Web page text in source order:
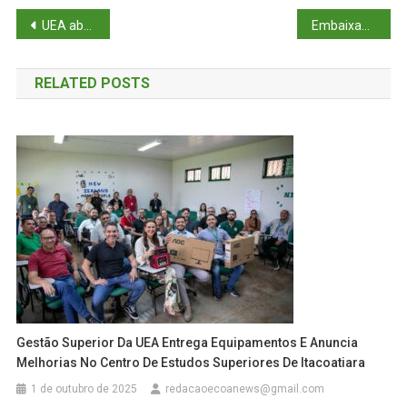
Navegação
de
Post
UEA abre 132 vagas remanescentes para o curso pré-vestibular AprovENS 2026
RELATED POSTS
Gestão Superior Da UEA Entrega Equipamentos E Anuncia
Melhorias No Centro De Estudos Superiores De Itacoatiara
1 de outubro de 2025 redacaoecoanews@gmail.com